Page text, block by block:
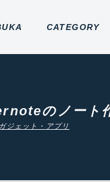
CATEGORY
のノート
ガジェット・アプリ